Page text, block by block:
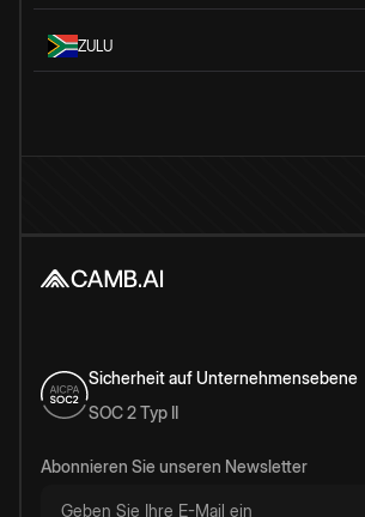
ZULU
Sicherheit auf Unternehmensebene
SOC 2 Typ II
Abonnieren Sie unseren Newsletter